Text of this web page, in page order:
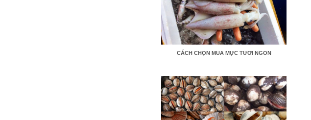
CÁCH CHỌN MUA MỰC TƯƠI NGON